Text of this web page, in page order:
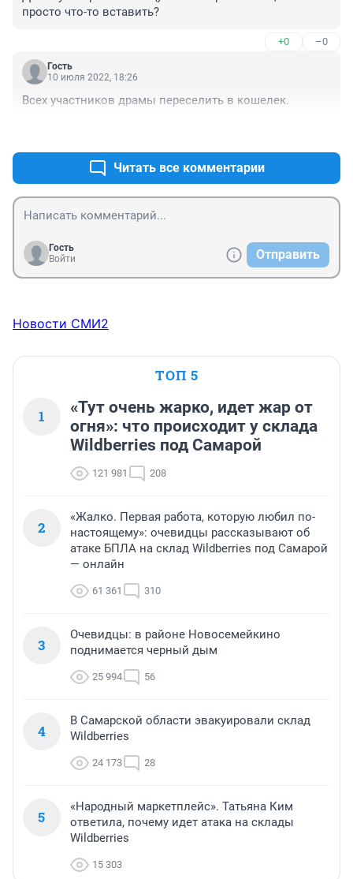
просто что-то вставить?
+0 –0
Гость
10 июля 2022, 18:26
Всех участников драмы переселить в кошелек.
Читать все комментарии
Гость
Войти
Отправить
Новости СМИ2
ТОП 5
1
«Тут очень жарко, идет жар от
огня»: что происходит у склада
Wildberries под Самарой
121 981 208
2
«Жалко. Первая работа, которую любил по-
настоящему»: очевидцы рассказывают об
атаке БПЛА на склад Wildberries под Самарой
— онлайн
61 361 310
3
Очевидцы: в районе Новосемейкино
поднимается черный дым
25 994 56
4
В Самарской области эвакуировали склад
Wildberries
24 173 28
5
«Народный маркетплейс». Татьяна Ким
ответила, почему идет атака на склады
Wildberries
15 303